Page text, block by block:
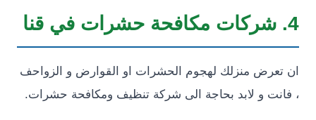
منزلك لهجوم الحشرات او القوارض و الزواحف
و لابد بحاجة الى شركة تنظيف ومكافحة حشرات.